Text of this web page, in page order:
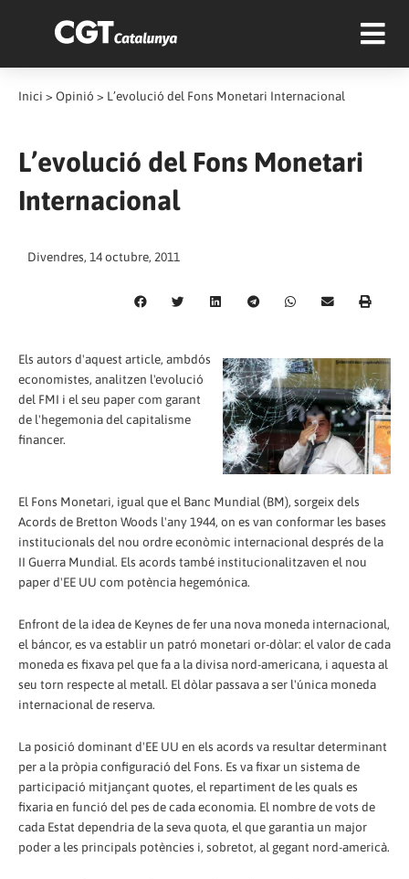
Inici > Opinió > L’evolució del Fons Monetari Internacional
L’evolució del Fons Monetari
Internacional
Divendres, 14 octubre, 2011
Els autors d'aquest article, ambdós
economistes, analitzen l'evolució
del FMI i el seu paper com garant
de l'hegemonia del capitalisme
financer.
El Fons Monetari, igual que el Banc Mundial (BM), sorgeix dels
Acords de Bretton Woods l'any 1944, on es van conformar les bases
institucionals del nou ordre econòmic internacional després de la
II Guerra Mundial. Els acords també institucionalitzaven el nou
paper d'EE UU com potència hegemónica.
Enfront de la idea de Keynes de fer una nova moneda internacional,
el báncor, es va establir un patró monetari or-dòlar: el valor de cada
moneda es fixava pel que fa a la divisa nord-americana, i aquesta al
seu torn respecte al metall. El dòlar passava a ser l'única moneda
internacional de reserva.
La posició dominant d'EE UU en els acords va resultar determinant
per a la pròpia configuració del Fons. Es va fixar un sistema de
participació mitjançant quotes, el repartiment de les quals es
fixaria en funció del pes de cada economia. El nombre de vots de
cada Estat dependria de la seva quota, el que garantia un major
poder a les principals potències i, sobretot, al gegant nord-americà.